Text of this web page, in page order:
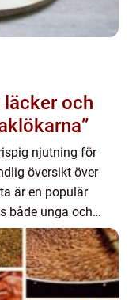
läcker och
njutning för
översikt över
är en populär
både unga och
...